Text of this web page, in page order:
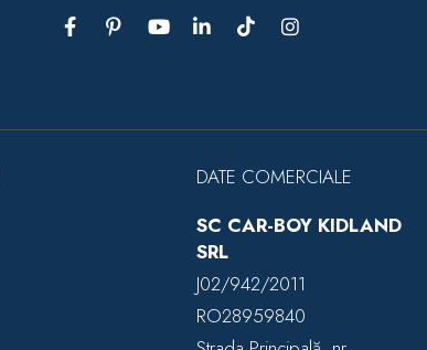
DATE COMERCIALE
SC CAR-BOY KIDLAND
SRL
J02/942/2011
RO28959840